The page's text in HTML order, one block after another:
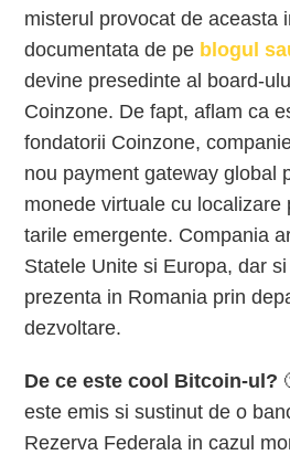
misterul provocat de aceasta
documentata de pe blogul
devine presedinte al board-
Coinzone. De fapt, aflam ca
fondatorii Coinzone,
nou payment gateway global
monede virtuale cu localizare
tarile emergente. Compania
Statele Unite si Europa, dar
prezenta in Romania prin
dezvoltare.
De ce este cool Bitcoin-ul?
este emis si sustinut de o
Rezerva Federala in cazul